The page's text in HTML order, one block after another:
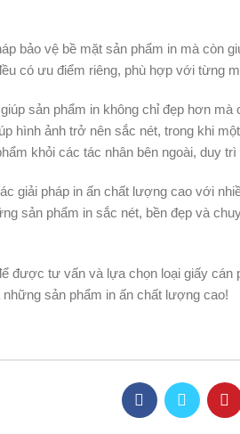
bảo vệ bề mặt sản phẩm in mà còn
có ưu điểm riêng, phù hợp với từng
sản phẩm in không chỉ đẹp hơn
hình ảnh trở nên sắc nét, trong khi
khỏi các tác nhân bên ngoài, duy
giải pháp in ấn chất lượng cao với
sản phẩm in sắc nét, bền đẹp và
được tư vấn và lựa chọn loại giấy
sản phẩm in ấn chất lượng cao!